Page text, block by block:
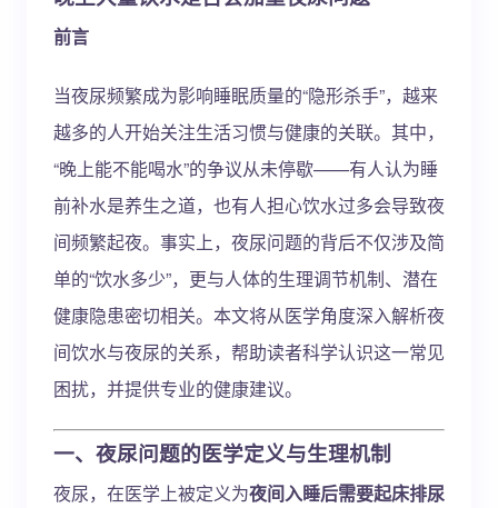
前言
当夜尿频繁成为影响睡眠质量的“隐形杀手”，越来
越多的人开始关注生活习惯与健康的关联。其中，
“晚上能不能喝水”的争议从未停歇——有人认为睡
前补水是养生之道，也有人担心饮水过多会导致夜
间频繁起夜。事实上，夜尿问题的背后不仅涉及简
单的“饮水多少”，更与人体的生理调节机制、潜在
健康隐患密切相关。本文将从医学角度深入解析夜
间饮水与夜尿的关系，帮助读者科学认识这一常见
困扰，并提供专业的健康建议。
一、夜尿问题的医学定义与生理机制
夜尿，在医学上被定义为夜间入睡后需要起床排尿